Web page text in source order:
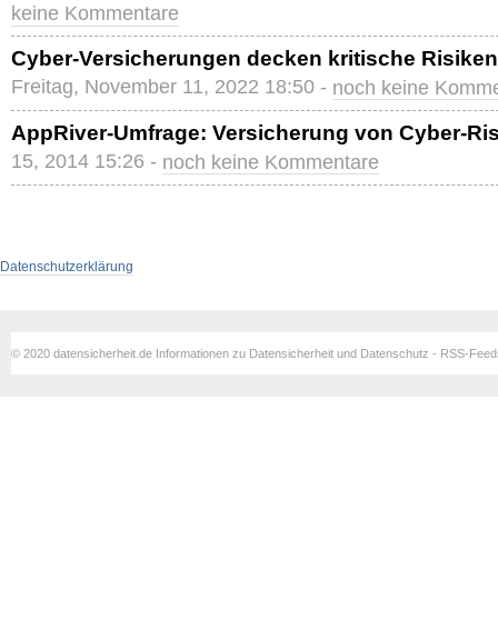
keine Kommentare
Cyber-Versicherungen decken kritische
Freitag, November 11, 2022 18:50 - noch keine
AppRiver-Umfrage: Versicherung von Cyber-
15, 2014 15:26 - noch keine Kommentare
Datenschutzerklärung
© 2020 datensicherheit.de Informationen zu Datensicherheit und Datenschutz - RSS-